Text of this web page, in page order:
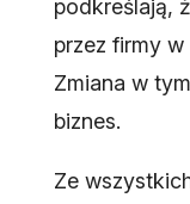
podkreślają,
przez firmy w
Zmiana w
biznes.
Ze